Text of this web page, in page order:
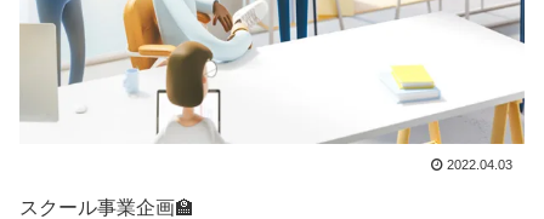
2022.04.03
スクール事業企画🏫